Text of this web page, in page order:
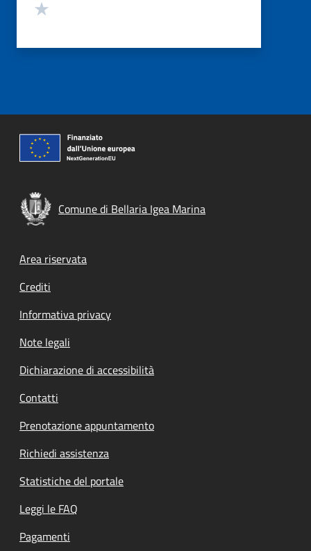
Comune di Bellaria Igea Marina
Footer menu
Area riservata
Crediti
Informativa privacy
Note legali
Dichiarazione di accessibilità
Contatti
Prenotazione appuntamento
Richiedi assistenza
Statistiche del portale
Leggi le FAQ
Pagamenti